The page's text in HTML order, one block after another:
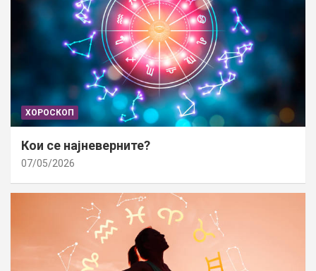
ХОРОСКОП
Кои се најневерните?
07/05/2026